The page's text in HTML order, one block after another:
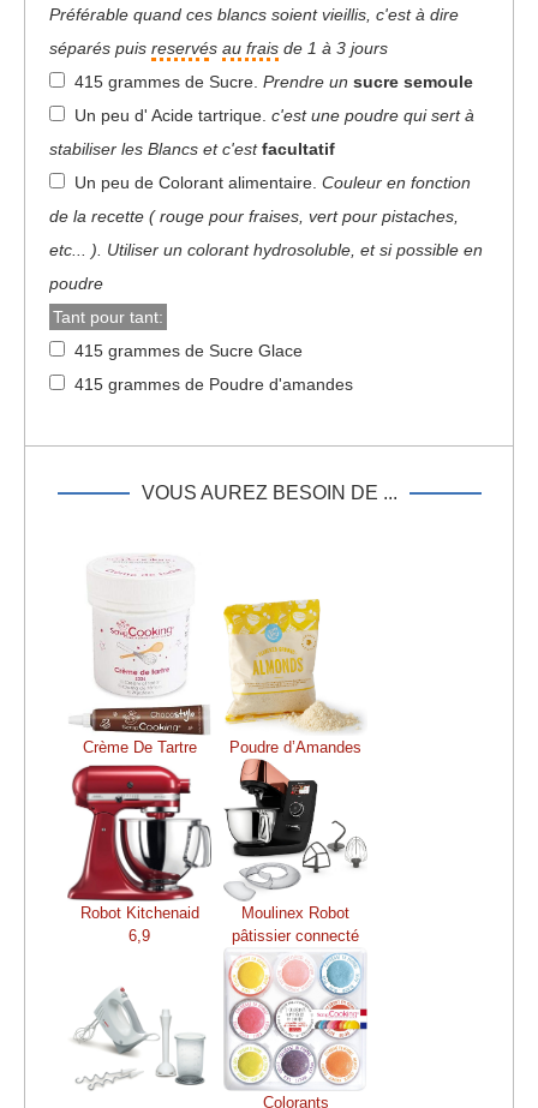
Préférable quand ces blancs soient vieillis, c'est à dire
séparés puis reservés au frais de 1 à 3 jours
415 grammes de Sucre Prendre un sucre semoule
Un peu d' Acide tartrique c'est une poudre qui sert à
stabiliser les Blancs et c'estfacultatif
Un peu de Colorant alimentaire Couleur en fonction
de la recette ( rouge pour fraises, vert pour pistaches,
etc... ). Utiliser un colorant hydrosoluble, et si possible en
poudre
Tant pour tant:
415 grammes de Sucre Glace
415 grammes de Poudre d'amandes
VOUS AUREZ BESOIN DE ...
Crème De Tartre Poudre d’Amandes
Robot Kitchenaid
6,9
Moulinex Robot
pâtissier connecté
Colorants